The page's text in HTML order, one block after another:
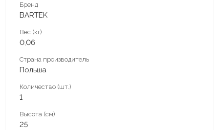
Бренд
BARTEK
Вес (кг)
0,06
Страна производитель
Польша
Количество (шт.)
1
Высота (см)
25